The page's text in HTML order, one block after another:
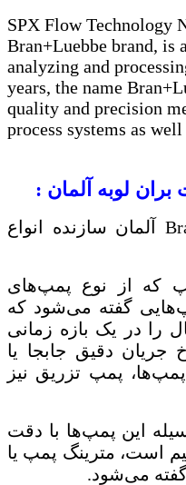
SPX Flow Technology
Bran+Luebbe brand, is
analyzing and
years, the name
quality and precision
process systems as
لوبه آلمان :
آلمان سازنده انواع
که از نوع پمپ‌های
گفته می‌شود که
را در یک بازه زمانی
دقیق جابجا یا
پمپ تزریق نیز
این پمپ‌ها با دقت
است، مترینگ پمپ یا
گفته می‌شود.